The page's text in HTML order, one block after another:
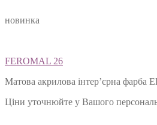
новинка
FEROMAL 26
Матова акрилова інтер’єрна фарба
Ціни уточнюйте у Вашого